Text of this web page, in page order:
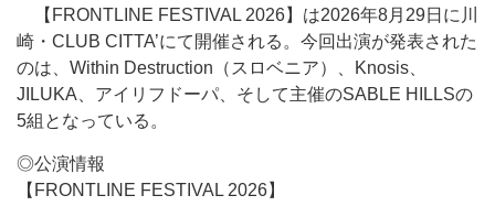
【FRONTLINE FESTIVAL 2026】は2026年8月29日に川
崎・CLUB CITTA’にて開催される。今回出演が発表された
のは、Within Destruction（スロベニア）、Knosis、
JILUKA、アイリフドーパ、そして主催のSABLE HILLSの
5組となっている。
◎公演情報
【FRONTLINE FESTIVAL 2026】